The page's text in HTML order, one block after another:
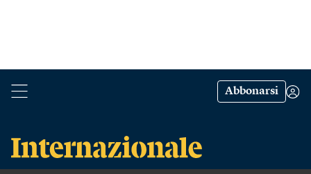
Abbonarsi